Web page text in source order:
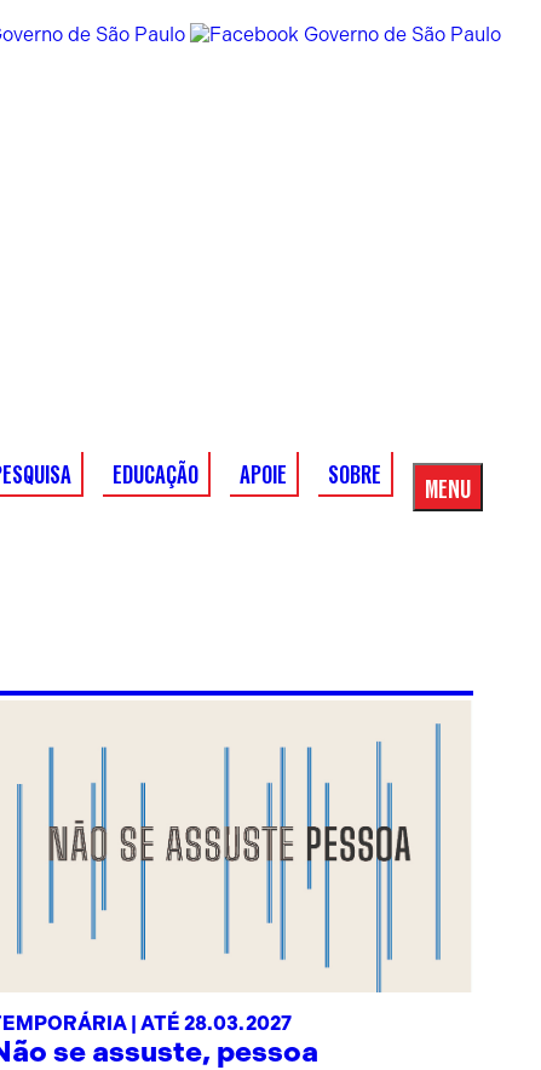
EDUCAÇÃO APOIE SOBRE MENU
Menu
| ATÉ 28.03.2027
se assuste, pessoa